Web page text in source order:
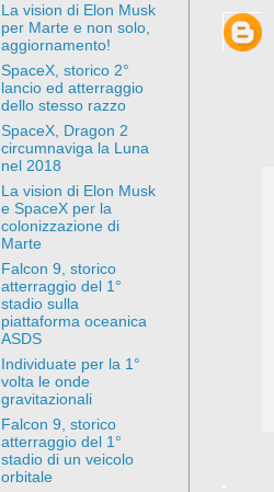
La vision di Elon Musk
per Marte e non solo,
aggiornamento!
SpaceX, storico 2°
lancio ed atterraggio
dello stesso razzo
SpaceX, Dragon 2
circumnaviga la Luna
nel 2018
La vision di Elon Musk
e SpaceX per la
colonizzazione di
Marte
Falcon 9, storico
atterraggio del 1°
stadio sulla
piattaforma oceanica
ASDS
Individuate per la 1°
volta le onde
gravitazionali
Falcon 9, storico
atterraggio del 1°
stadio di un veicolo
orbitale